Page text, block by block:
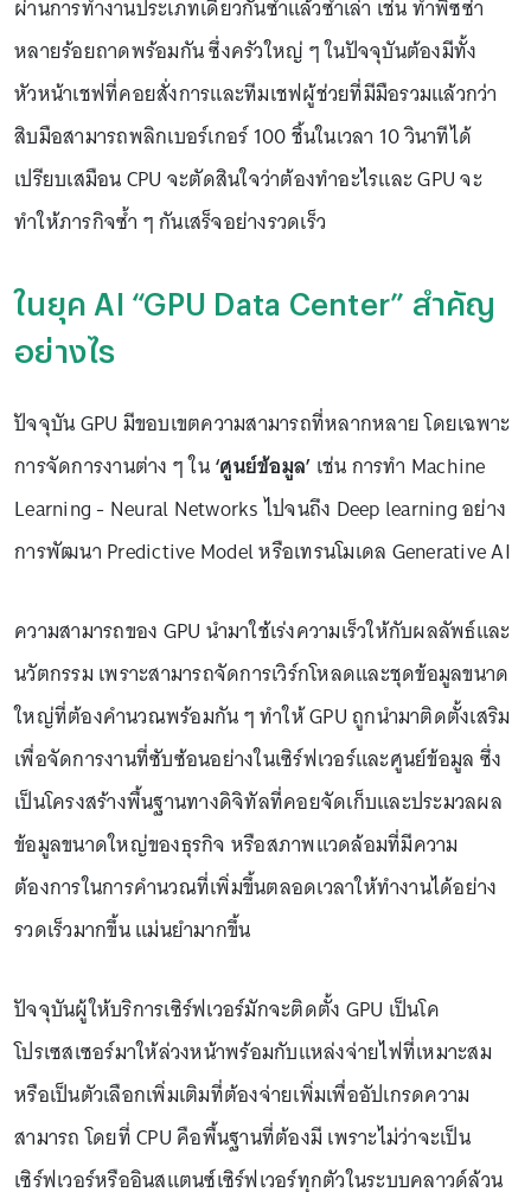
ผ่านการทำงานประเภทเดียวกันซ้ำแล้วซ้ำเล่า เช่น ทำพิซซ่า
หลายร้อยถาดพร้อมกัน ซึ่งครัวใหญ่ ๆ ในปัจจุบันต้องมีทั้ง
หัวหน้าเชฟที่คอยสั่งการและทีมเชฟผู้ช่วยที่มีมือรวมแล้วกว่า
สิบมือสามารถพลิกเบอร์เกอร์ 100 ชิ้นในเวลา 10 วินาทีได้
เปรียบเสมือน CPU จะตัดสินใจว่าต้องทำอะไรและ GPU จะ
ทำให้ภารกิจซ้ำ ๆ กันเสร็จอย่างรวดเร็ว
ในยุค AI “GPU Data Center” สำคัญ
อย่างไร
ปัจจุบัน GPU มีขอบเขตความสามารถที่หลากหลาย โดยเฉพาะ
การจัดการงานต่าง ๆ ใน‘ศูนย์ข้อมูล’ เช่น การทำ Machine
Learning - Neural Networks ไปจนถึง Deep learning อย่าง
การพัฒนา Predictive Model หรือเทรนโมเดล Generative AI
ความสามารถของ GPU นำมาใช้เร่งความเร็วให้กับผลลัพธ์และ
นวัตกรรม เพราะสามารถจัดการเวิร์กโหลดและชุดข้อมูลขนาด
ใหญ่ที่ต้องคำนวณพร้อมกัน ๆ ทำให้ GPU ถูกนำมาติดตั้งเสริม
เพื่อจัดการงานที่ซับซ้อนอย่างในเซิร์ฟเวอร์และศูนย์ข้อมูล ซึ่ง
เป็นโครงสร้างพื้นฐานทางดิจิทัลที่คอยจัดเก็บและประมวลผล
ข้อมูลขนาดใหญ่ของธุรกิจ หรือสภาพแวดล้อมที่มีความ
ต้องการในการคำนวณที่เพิ่มขึ้นตลอดเวลาให้ทำงานได้อย่าง
รวดเร็วมากขึ้น แม่นยำมากขึ้น
ปัจจุบันผู้ให้บริการเซิร์ฟเวอร์มักจะติดตั้ง GPU เป็นโค
โปรเซสเซอร์มาให้ล่วงหน้าพร้อมกับแหล่งจ่ายไฟที่เหมาะสม
หรือเป็นตัวเลือกเพิ่มเติมที่ต้องจ่ายเพิ่มเพื่ออัปเกรดความ
สามารถ โดยที่ CPU คือพื้นฐานที่ต้องมี เพราะไม่ว่าจะเป็น
เซิร์ฟเวอร์หรืออินสแตนซ์เซิร์ฟเวอร์ทุกตัวในระบบคลาวด์ล้วน